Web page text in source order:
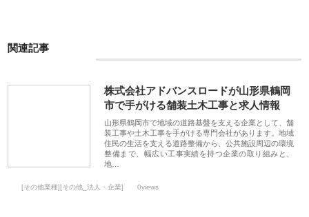
関連記事
株式会社アドバンスロードが山形県鶴岡
市で手がける舗装土木工事と求人情報
山形県鶴岡市で地域の道路基盤を支える企業として、舗
装工事や土木工事を手がける専門会社があります。地域
住民の生活を支える道路整備から、公共施設周辺の環境
整備まで、幅広い工事実績を持つ企業の取り組みと、
地…
[その他業種][その他_法人・企業] 0views